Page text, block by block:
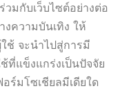
วมกับเว็บไซต์อย่างต่อ
ความบันเทิง ให้
ช้ จะนำไปสู่การมี
ที่แข็งแกร่งเป็นปัจจัย
มโซเชียลมีเดียใด